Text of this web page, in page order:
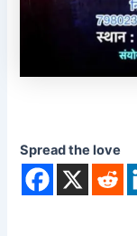
Spread the love